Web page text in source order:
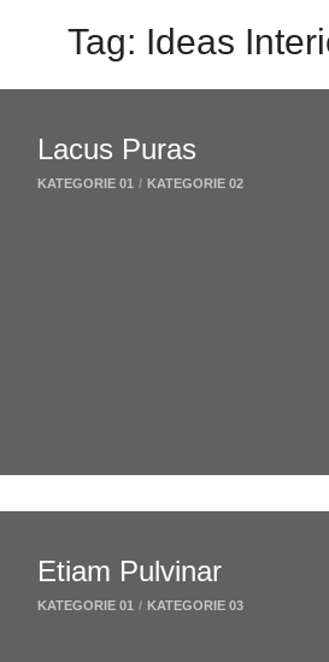
Tag: Ideas
Lacus Puras
KATEGORIE 01 / KATEGORIE 02
Etiam Pulvinar
KATEGORIE 01 / KATEGORIE 03